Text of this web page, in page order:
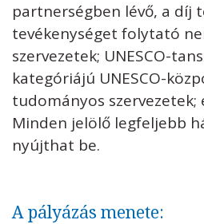
partnerségben lévő, a díj
tevékenységet folytató
szervezetek; UNESCO-
kategóriájú UNESCO-
tudományos szervezetek;
Minden jelölő legfeljebb
nyújthat be.
A pályázás menete: